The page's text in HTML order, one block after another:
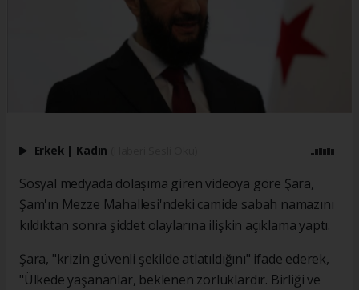
Erkek | Kadın
Sosyal medyada dolaşıma giren videoya göre Şara,
Şam'ın Mezze Mahallesi'ndeki camide sabah namazını
kıldıktan sonra şiddet olaylarına ilişkin açıklama yaptı.
Şara, "krizin güvenli şekilde atlatıldığını" ifade ederek,
"Ülkede yaşananlar, beklenen zorluklardır. Birliği ve